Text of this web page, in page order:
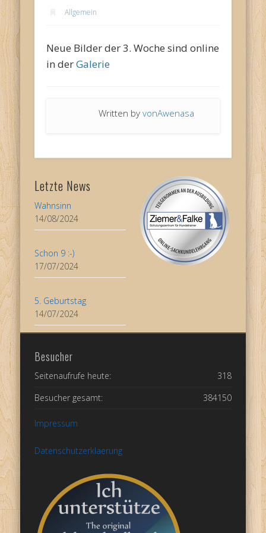
Allgemein
Neue Bilder der 3. Woche sind online
in derGalerie
Written byvonAwenasa
Letzte News
Wahnsinn
14/08/2024
Schon 9 :-)
17/07/2024
5. Geburtstag
14/07/2024
Besucher
318
Seitenaufrufe heute:
384150
Besucher gesamt:
Impressum
Datenschutzerklaerung